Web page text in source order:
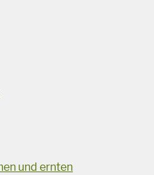
und ernten